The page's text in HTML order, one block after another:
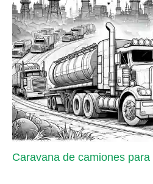
Caravana de camiones